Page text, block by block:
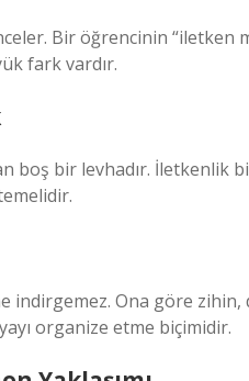
Bir öğrencinin
fark vardır.
boş bir levhadır. İletkenlik
indirgemez. Ona göre
organize etme biçimidir.